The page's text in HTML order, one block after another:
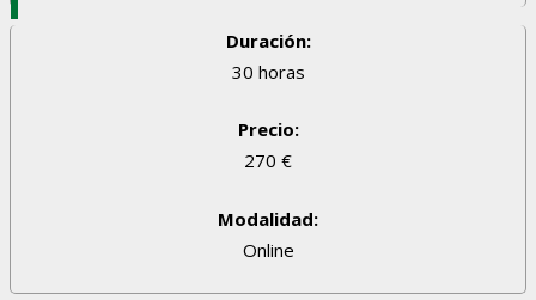
Duración:
30 horas
Precio:
270 €
Modalidad:
Online